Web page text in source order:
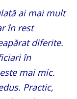
ai mai mult
în rest
diferite.
în
mai mic.
Practic,